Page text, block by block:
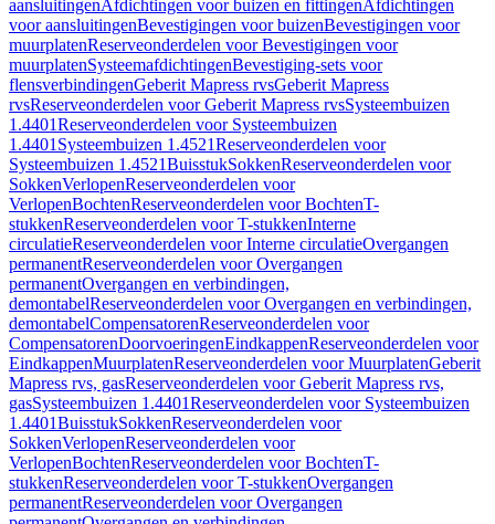
aansluitingenAfdichtingen voor buizen en fittingenAfdichtingen
voor aansluitingenBevestigingen voor buizenBevestigingen voor
muurplatenReserveonderdelen voor Bevestigingen voor
muurplatenSysteemafdichtingenBevestiging-sets voor
flensverbindingenGeberit Mapress rvsGeberit Mapress
rvsReserveonderdelen voor Geberit Mapress rvsSysteembuizen
1.4401Reserveonderdelen voor Systeembuizen
1.4401 Systeembuizen 1.4521Reserveonderdelen voor
Systeembuizen 1.4521BuisstukSokkenReserveonderdelen voor
SokkenVerlopenReserveonderdelen voor
VerlopenBochtenReserveonderdelen voor BochtenT-
stukkenReserveonderdelen voor T-stukkenInterne
circulatieReserveonderdelen voor Interne circulatieOvergangen
permanentReserveonderdelen voor Overgangen
permanentOvergangen en verbindingen,
demontabelReserveonderdelen voor Overgangen en verbindingen,
demontabelCompensatorenReserveonderdelen voor
CompensatorenDoorvoeringenEindkappenReserveonderdelen voor
EindkappenMuurplatenReserveonderdelen voor MuurplatenGeberit
Mapress rvs, gasReserveonderdelen voor Geberit Mapress rvs,
gasSysteembuizen 1.4401Reserveonderdelen voor Systeembuizen
1.4401BuisstukSokkenReserveonderdelen voor
SokkenVerlopenReserveonderdelen voor
VerlopenBochtenReserveonderdelen voor BochtenT-
stukkenReserveonderdelen voor T-stukkenOvergangen
permanentReserveonderdelen voor Overgangen